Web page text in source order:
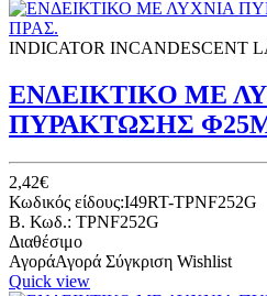
INDICATOR INCANDESCENT
ΕΝΔΕΙΚΤΙΚΟ ΜΕ
ΠΥΡΑΚΤΩΣΗΣ
2,42€
Κωδικός είδους:I49RT-TPNF252G
B. Κωδ.: TPNF252G
Διαθέσιμο
ΑγοράΑγορά Σύγκριση Wishlist
Quick view